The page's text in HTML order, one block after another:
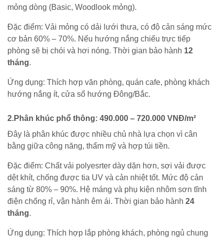
mỏng dòng (Basic, Woodlook mỏng).
Đặc điểm: Vải mỏng có dải lưới thưa, có độ cản sáng mức
cơ bản 60% – 70%. Nếu hướng nắng chiếu trực tiếp
phòng sẽ bị chói và hơi nóng. Thời gian bảo hành 12
tháng.
Ứng dụng: Thích hợp văn phòng, quán cafe, phòng khách
hướng nắng ít, cửa sổ hướng Đông/Bắc.
2.Phân khúc phổ thông: 490.000 – 720.000 VNĐ/m²
Đây là phân khúc được nhiều chủ nhà lựa chọn vì cân
bằng giữa công năng, thẩm mỹ và hợp túi tiền.
Đặc điểm: Chất vải polyesrter dày dặn hơn, sợi vải được
dệt khít, chống được tia UV và cản nhiệt tốt. Mức độ cản
sáng từ 80% – 90%. Hệ máng và phụ kiện nhôm sơn tĩnh
điện chống rỉ, vận hành êm ái. Thời gian bảo hành 24
tháng.
Ứng dụng: Thích hợp lắp phòng khách, phòng ngủ chung